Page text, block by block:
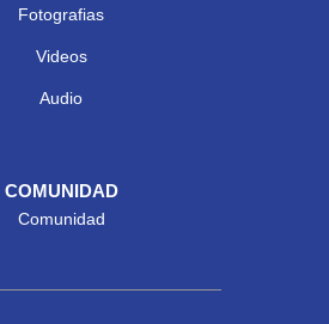
Fotografias
Videos
Audio
COMUNIDAD
Comunidad